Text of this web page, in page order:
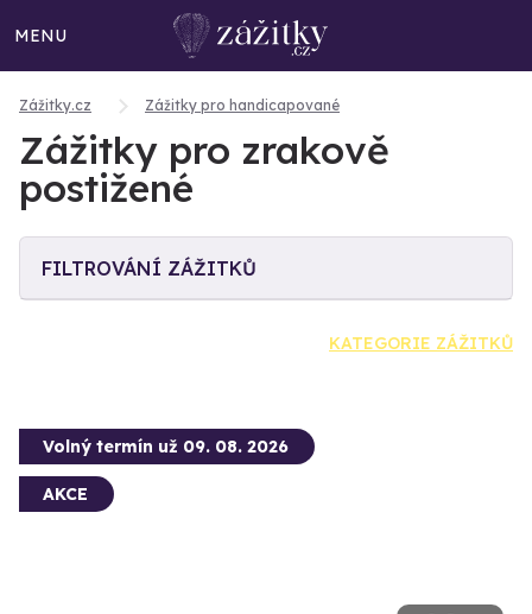
MENU
Zážitky.cz Zážitky pro handicapované
Zážitky pro zrakově
postižené
FILTROVÁNÍ ZÁŽITKŮ
KATEGORIE ZÁŽITKŮ
Volný termín už 09. 08. 2026
AKCE